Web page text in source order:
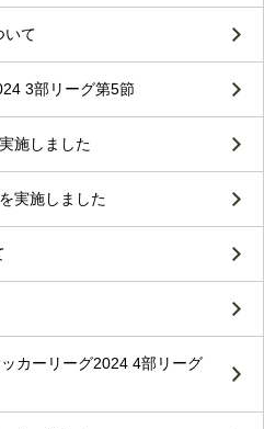
いて
3部リーグ第5節
施しました
実施しました
カーリーグ2024 4部リーグ